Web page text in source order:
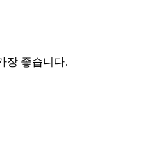
장 좋습니다.